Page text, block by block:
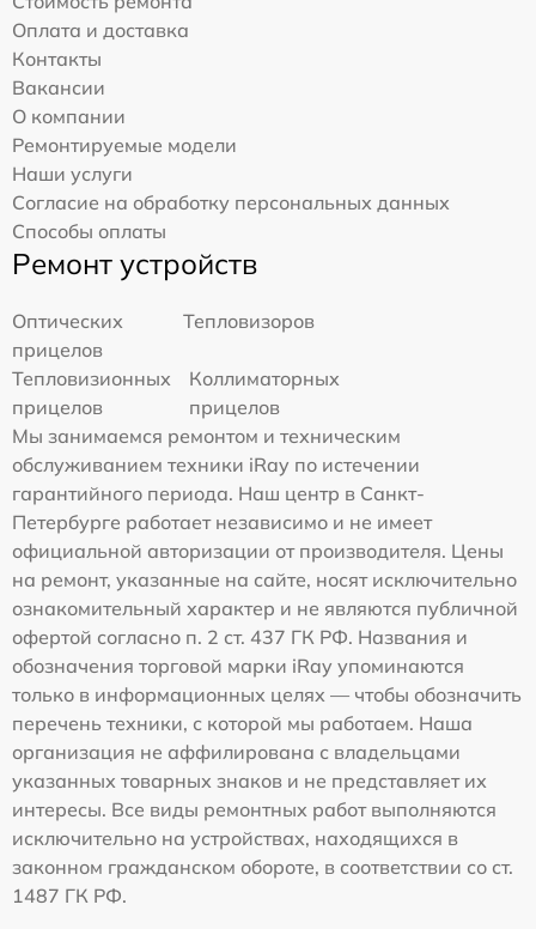
Оплата и доставка
Контакты
Вакансии
О компании
Ремонтируемые модели
Наши услуги
Согласие на обработку персональных данных
Способы оплаты
Ремонт устройств
Оптических
прицелов
Тепловизоров
Тепловизионных
прицелов
Коллиматорных
прицелов
Мы занимаемся ремонтом и техническим
обслуживанием техники iRay по истечении
гарантийного периода. Наш центр в Санкт-
Петербурге работает независимо и не имеет
официальной авторизации от производителя. Цены
на ремонт, указанные на сайте, носят исключительно
ознакомительный характер и не являются публичной
офертой согласно п. 2 ст. 437 ГК РФ. Названия и
обозначения торговой марки iRay упоминаются
только в информационных целях — чтобы обозначить
перечень техники, с которой мы работаем. Наша
организация не аффилирована с владельцами
указанных товарных знаков и не представляет их
интересы. Все виды ремонтных работ выполняются
исключительно на устройствах, находящихся в
законном гражданском обороте, в соответствии со ст.
1487 ГК РФ.